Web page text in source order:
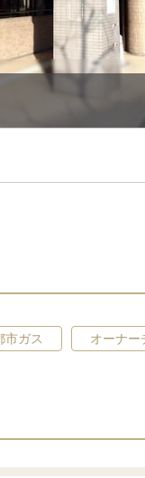
市ガス オーナー